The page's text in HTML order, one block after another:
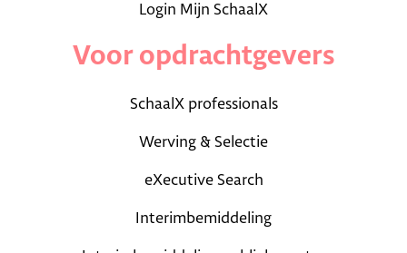
Login Mijn SchaalX
Voor opdrachtgevers
SchaalX professionals
Werving & Selectie
eXecutive Search
Interimbemiddeling